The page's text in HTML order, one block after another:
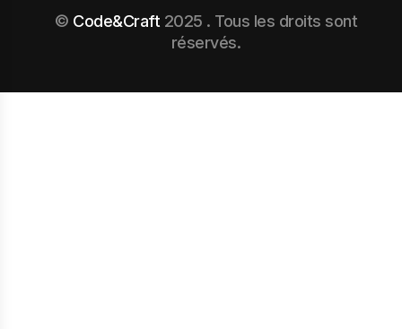
© Code&Craft 2025 . Tous les droits sont
réservés.